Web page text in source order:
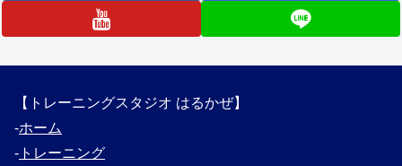
【トレーニングスタジオ はるかぜ】
‐ホーム
‐ トレーニング